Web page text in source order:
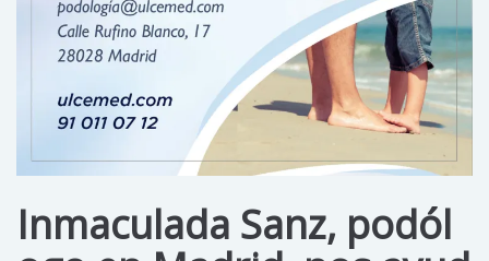
Inmaculada Sanz, podól